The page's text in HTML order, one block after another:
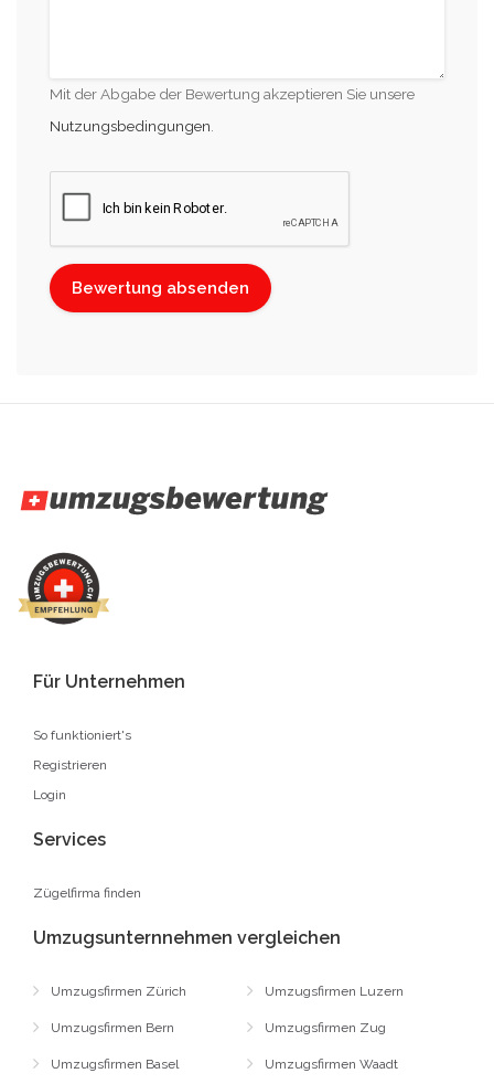
Mit der Abgabe der Bewertung akzeptieren Sie unsere
Nutzungsbedingungen
Für Unternehmen
So funktioniert's
Registrieren
Login
Services
Zügelfirma finden
Umzugsunternnehmen vergleichen
Umzugsfirmen Zürich
Umzugsfirmen Bern
Umzugsfirmen Basel
Umzugsfirmen Luzern
Umzugsfirmen Zug
Umzugsfirmen Waadt